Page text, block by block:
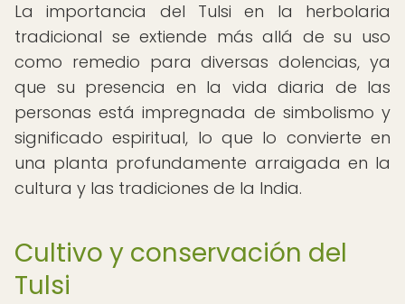
La importancia del Tulsi en la herbolaria
tradicional se extiende más allá de su uso
como remedio para diversas dolencias, ya
que su presencia en la vida diaria de las
personas está impregnada de simbolismo y
significado espiritual, lo que lo convierte en
una planta profundamente arraigada en la
cultura y las tradiciones de la India.
Cultivo y conservación del
Tulsi